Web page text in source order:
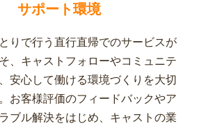
サポート環境
りで行う直行直帰でのサービスが
、キャストフォローやコミュニテ
安心して働ける環境づくりを大切
お客様評価のフィードバックやア
ブル解決をはじめ、キャストの業